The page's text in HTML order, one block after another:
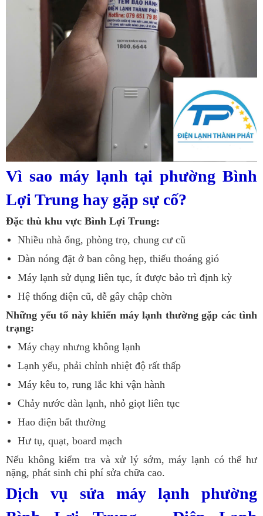
Vì sao máy lạnh tại phường Bình
Lợi Trung hay gặp sự cố?
Đặc thù khu vực Bình Lợi Trung:
Nhiều nhà ống, phòng trọ, chung cư cũ
Dàn nóng đặt ở ban công hẹp, thiếu thoáng gió
Máy lạnh sử dụng liên tục, ít được bảo trì định kỳ
Hệ thống điện cũ, dễ gây chập chờn
Những yếu tố này khiến máy lạnh thường gặp các tình
trạng:
Máy chạy nhưng không lạnh
Lạnh yếu, phải chỉnh nhiệt độ rất thấp
Máy kêu to, rung lắc khi vận hành
Chảy nước dàn lạnh, nhỏ giọt liên tục
Hao điện bất thường
Hư tụ, quạt, board mạch
Nếu không kiểm tra và xử lý sớm, máy lạnh có thể hư
nặng, phát sinh chi phí sửa chữa cao.
Dịch vụ sửa máy lạnh phường